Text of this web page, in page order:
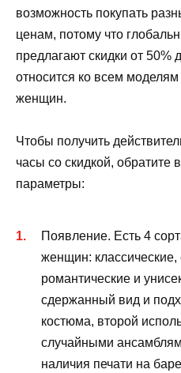
возможность покупать
ценам, потому что
предлагают скидки от 50%
относится ко всем
женщин.
Чтобы получить
часы со скидкой,
параметры:
Появление. Есть 4
женщин: классические,
романтические и
сдержанный вид и
костюма, второй
случайными
наличия печати на